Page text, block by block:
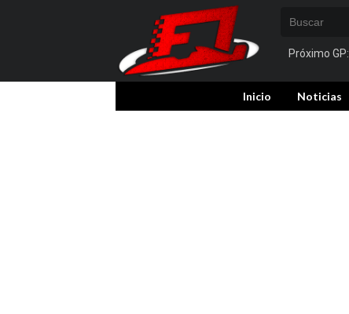
Próximo GP:
Inicio Noticias